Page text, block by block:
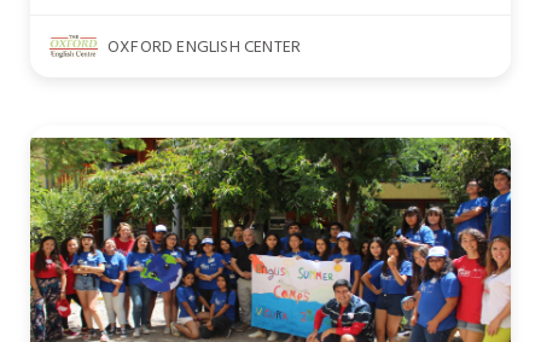
OXFORD ENGLISH CENTER